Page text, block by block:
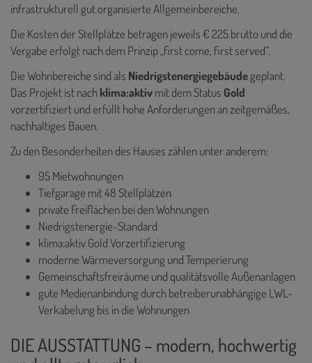
infrastrukturell gut organisierte Allgemeinbereiche.
Die Kosten der Stellplätze betragen jeweils € 225 brutto und die
Vergabe erfolgt nach dem Prinzip „first come, first served“.
Die Wohnbereiche sind als Niedrigstenergiegebäudegeplant.
Das Projekt ist nachklima:aktivmit dem Status Gold
vorzertifiziert und erfüllt hohe Anforderungen an zeitgemäßes,
nachhaltiges Bauen.
Zu den Besonderheiten des Hauses zählen unter anderem:
95 Mietwohnungen
Tiefgarage mit 48 Stellplätzen
private Freiflächen bei den Wohnungen
Niedrigstenergie-Standard
klima:aktiv Gold Vorzertifizierung
moderne Wärmeversorgung und Temperierung
Gemeinschaftsfreiräume und qualitätsvolle Außenanlagen
gute Medienanbindung durch betreiberunabhängige LWL-
Verkabelung bis in die Wohnungen
DIE AUSSTATTUNG – modern, hochwertig